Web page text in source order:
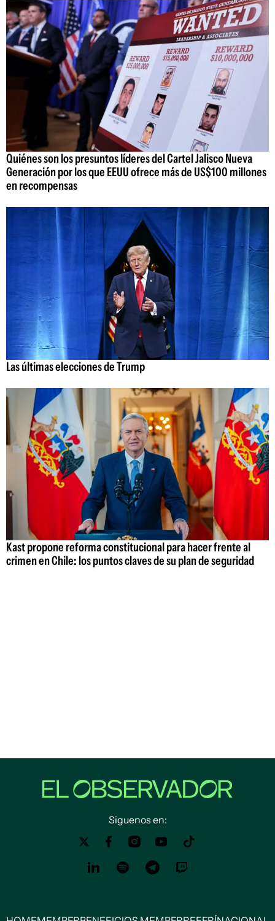
Quiénes son los presuntos líderes del Cartel Jalisco Nueva
Generación por los que EEUU ofrece más de US$100 millones
en recompensas
Las últimas elecciones de Trump
Kast propone reforma constitucional para hacer frente al
crimen en Chile: los puntos claves de su plan de seguridad
Siguenos en: